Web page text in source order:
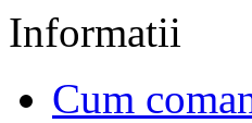
Informatii
Cum